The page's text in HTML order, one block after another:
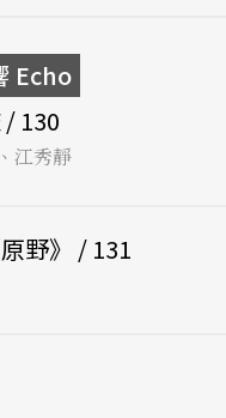
Echo
130
江秀靜
野》 / 131